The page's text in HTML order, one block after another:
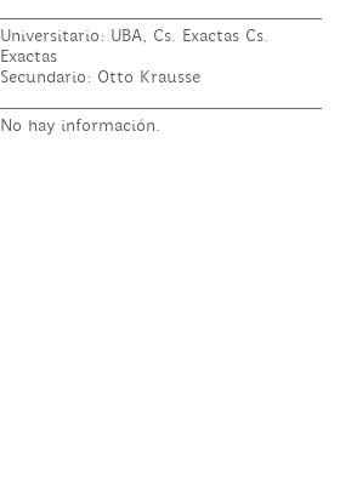
Universitario: UBA, Cs. Exactas Cs.
Exactas
Secundario: Otto Krausse
No hay información.